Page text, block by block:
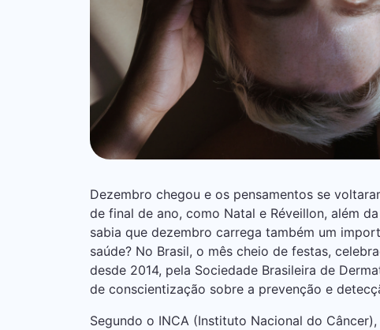
Dezembro chegou e os pensamentos se
de final de ano, como Natal e Réveillon, além
sabia que dezembro carrega também um
saúde? No Brasil, o mês cheio de festas,
desde 2014, pela Sociedade Brasileira de
de conscientização sobre a prevenção e
Segundo o INCA (Instituto Nacional do